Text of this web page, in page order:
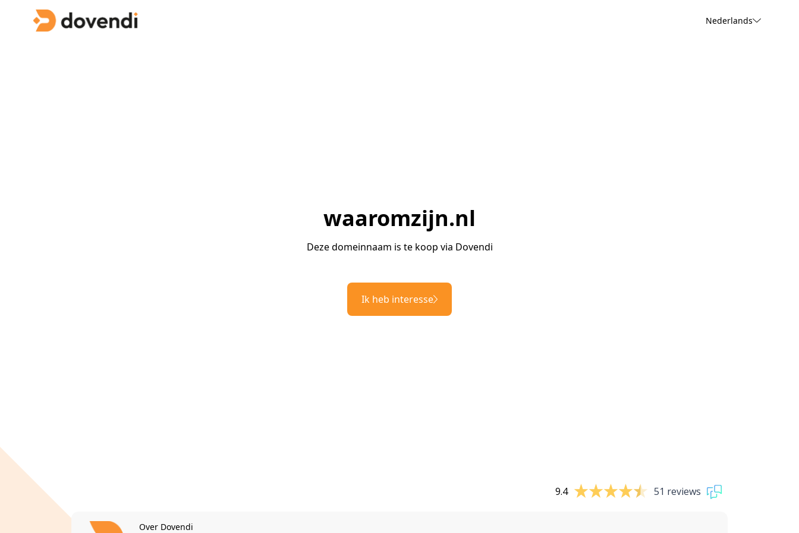
Nederlands
waaromzijn.nl
Deze domeinnaam is te koop via Dovendi
Ik heb interesse
9.4 51 reviews
Over Dovendi